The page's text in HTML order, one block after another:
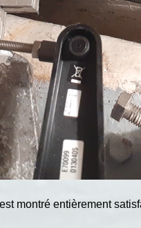
montré entièrement